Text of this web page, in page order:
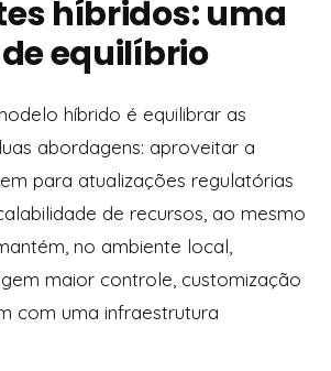
híbridos: uma
equilíbrio
híbrido é equilibrar as
abordagens: aproveitar a
para atualizações regulatórias
de recursos, ao mesmo
no ambiente local,
maior controle, customização
com uma infraestrutura